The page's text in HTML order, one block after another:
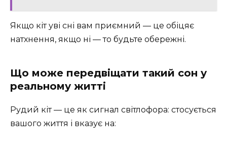
Якщо кіт уві сні вам приємний — це обіцяє
натхнення, якщо ні — то будьте обережні.
Що може передвіщати такий сон у
реальному житті
Рудий кіт — це як сигнал світлофора: стосується
вашого життя і вказує на: